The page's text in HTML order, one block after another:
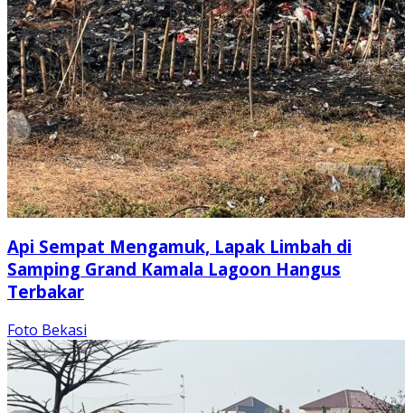
Api Sempat Mengamuk, Lapak Limbah di
Samping Grand Kamala Lagoon Hangus
Terbakar
Foto Bekasi